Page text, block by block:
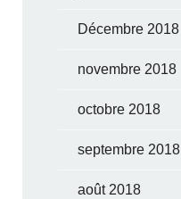
Décembre 2018
novembre 2018
octobre 2018
septembre 2018
août 2018